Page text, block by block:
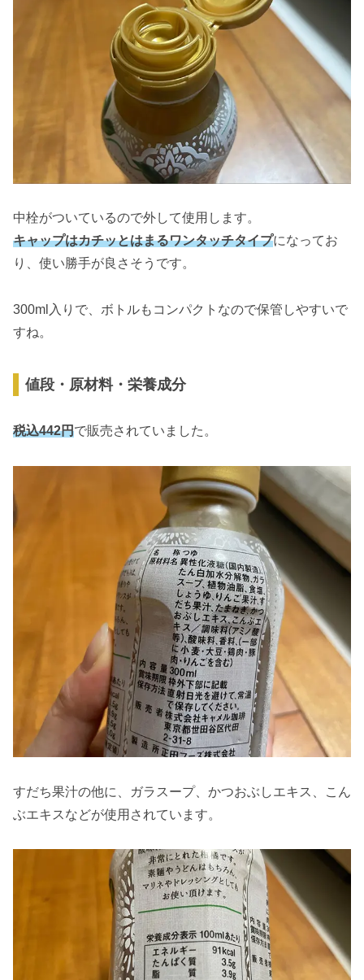
中栓がついているので外して使用します。
キャップはカチッとはまるワンタッチタイプになってお
り、使い勝手が良さそうです。
300ml入りで、ボトルもコンパクトなので保管しやすいで
すね。
値段・原材料・栄養成分
税込442円で販売されていました。
すだち果汁の他に、ガラスープ、かつおぶしエキス、こん
ぶエキスなどが使用されています。